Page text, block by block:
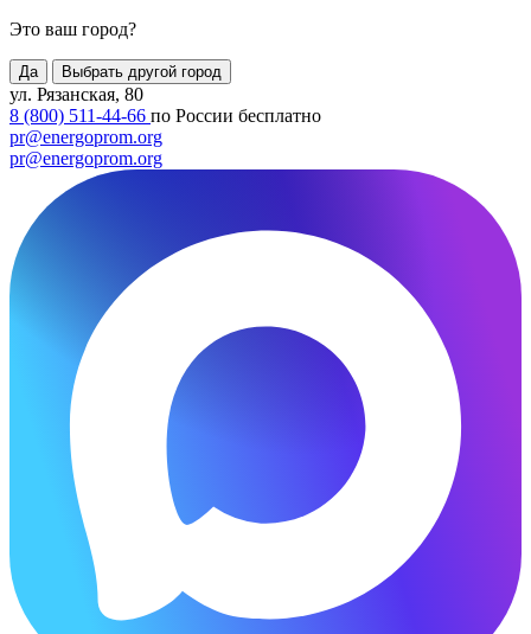
Это ваш город?
Да Выбрать другой город
ул. Рязанская, 80
8 (800) 511-44-66 по России бесплатно
pr@energoprom.org
pr@energoprom.org